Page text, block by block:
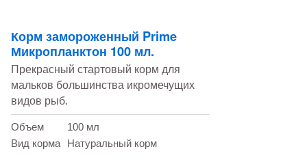
Корм замороженный Prime
Микропланктон 100 мл.
Прекрасный стартовый корм для
мальков большинства икромечущих
видов рыб.
Объем
100 мл
Вид корма
Натуральный корм